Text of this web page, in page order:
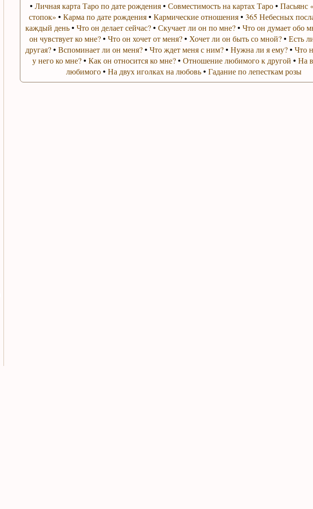
• Личная карта Таро по дате рождения• Совместимость на картах Таро• Пасьянс
стопок» • Карма по дате рождения• Кармические отношения• 365 Небесных
каждый день• Что он делает сейчас?• Скучает ли он по мне?• Что он думает обо
он чувствует ко мне?• Что он хочет от меня?• Хочет ли он быть со мной?• Есть
другая?• Вспоминает ли он меня?• Что ждет меня с ним?• Нужна ли я ему?• Что
у него ко мне?• Как он относится ко мне?• Отношение любимого к другой • На
любимого• На двух иголках на любовь• Гадание по лепесткам розы